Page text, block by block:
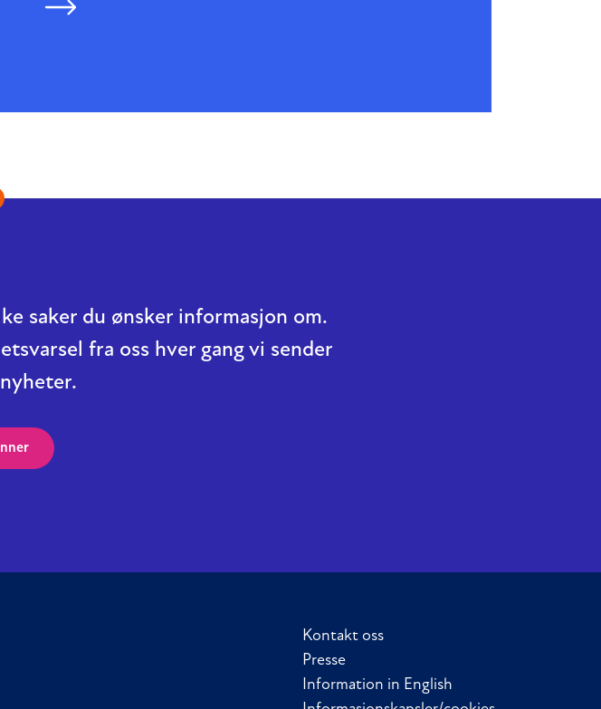
saker du ønsker informasjon om.
fra oss hver gang vi sender
Kontakt oss
Presse
Information in English